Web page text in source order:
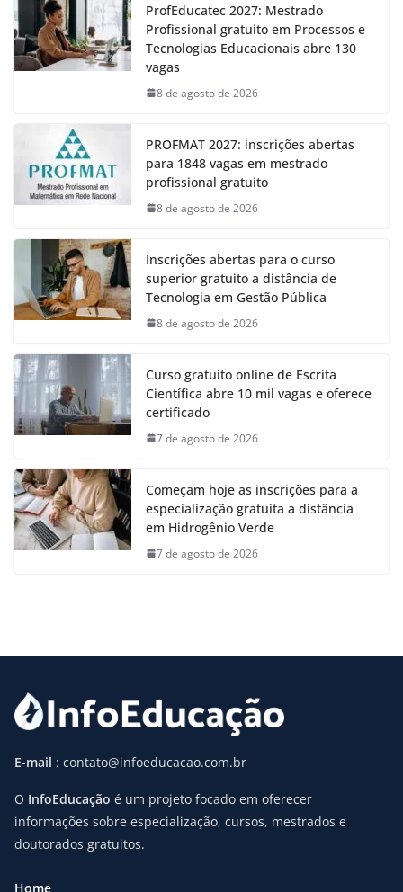
ProfEducatec 2027: Mestrado
Profissional gratuito em Processos e
Tecnologias Educacionais abre 130
vagas
8 de agosto de 2026
PROFMAT 2027: inscrições abertas
para 1848 vagas em mestrado
profissional gratuito
8 de agosto de 2026
Inscrições abertas para o curso
superior gratuito a distância de
Tecnologia em Gestão Pública
8 de agosto de 2026
Curso gratuito online de Escrita
Científica abre 10 mil vagas e oferece
certificado
7 de agosto de 2026
Começam hoje as inscrições para a
especialização gratuita a distância
em Hidrogênio Verde
7 de agosto de 2026
E-mail : contato@infoeducacao.com.br
O InfoEducação é um projeto focado em oferecer
informações sobre especialização, cursos, mestrados e
doutorados gratuitos.
Home